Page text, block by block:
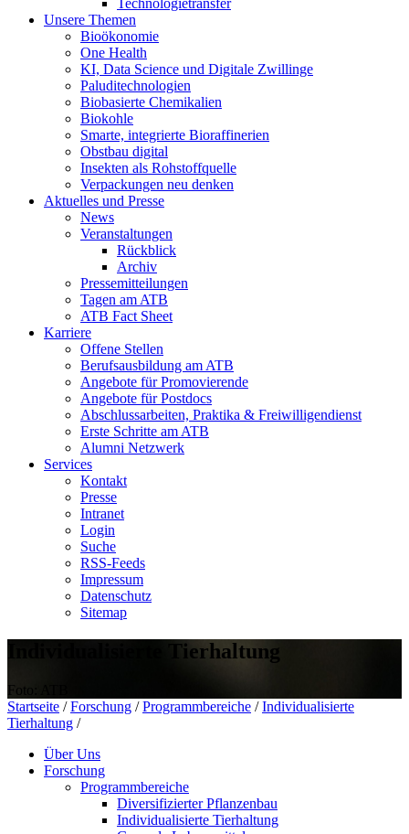
Technologietransfer
Unsere Themen
Bioökonomie
One Health
KI, Data Science und Digitale Zwillinge
Paluditechnologien
Biobasierte Chemikalien
Biokohle
Smarte, integrierte Bioraffinerien
Obstbau digital
Insekten als Rohstoffquelle
Verpackungen neu denken
Aktuelles und Presse
News
Veranstaltungen
Rückblick
Archiv
Pressemitteilungen
Tagen am ATB
ATB Fact Sheet
Karriere
Offene Stellen
Berufsausbildung am ATB
Angebote für Promovierende
Angebote für Postdocs
Abschlussarbeiten, Praktika & Freiwilligendienst
Erste Schritte am ATB
Alumni Netzwerk
Services
Kontakt
Presse
Intranet
Login
Suche
RSS-Feeds
Impressum
Datenschutz
Sitemap
Individualisierte Tierhaltung
Foto: ATB
Startseite / Forschung / Programmbereiche / Individualisierte
Tierhaltung /
Über Uns
Forschung
Programmbereiche
Diversifizierter Pflanzenbau
Individualisierte Tierhaltung